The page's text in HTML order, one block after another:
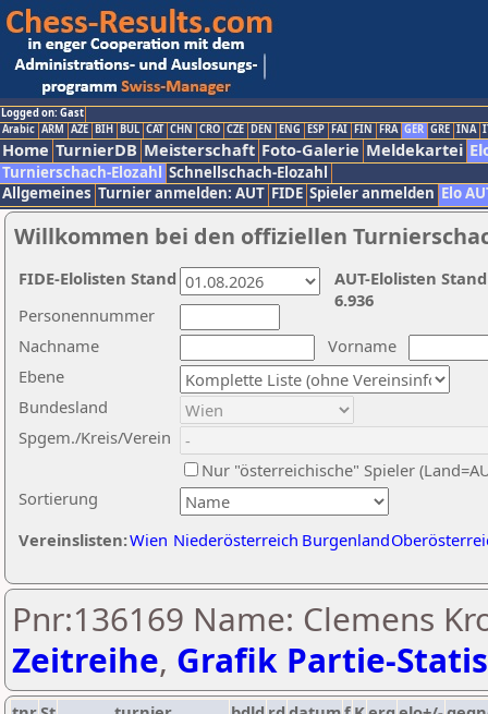
Logged on: Gast
Arabic ARM AZE BIH BUL CAT CHN CRO CZE DEN ENG ESP FAI FIN FRA GER GRE INA
Home TurnierDB Meisterschaft Foto-Galerie Meldekartei
Turnierschach-Elozahl Schnellschach-Elozahl
Allgemeines Turnier anmelden: AUT FIDE Spieler anmelden Elo
Willkommen bei den offiziellen
Nachname
Vorname
Ebene
Sortierung
Personennummer
Bundesland
Spgem./Kreis/Verein
Nur "österreichische" Spieler
Vereinslisten:Wien Niederösterreich Burgenland
AUT-Elolisten
6.936
FIDE-Elolisten Stand
Pnr:136169 Name: Clemens
Zeitreihe, Grafik Partie-